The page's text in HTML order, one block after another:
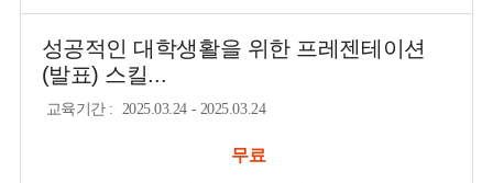
성공적인 대학생활을 위한 프레젠테이션
(발표) 스킬...
교육기간: 2025.03.24 - 2025.03.24
무료